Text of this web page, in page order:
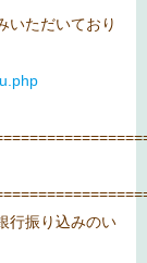
いただいており
行振り込みのい